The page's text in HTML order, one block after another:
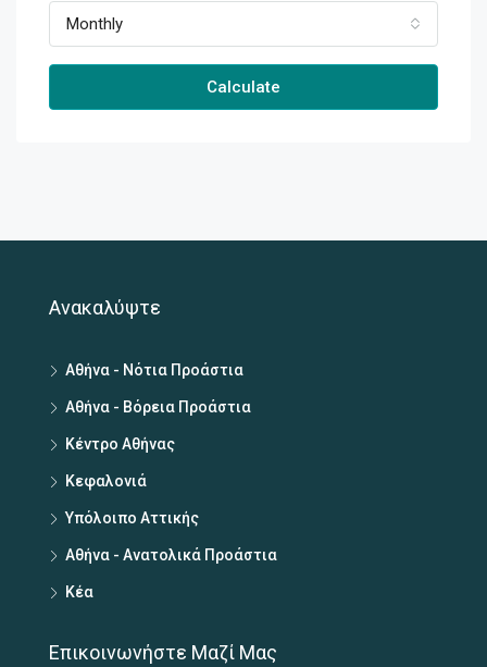
Monthly
Calculate
Ανακαλύψτε
Αθήνα - Νότια Προάστια
Αθήνα - Βόρεια Προάστια
Κέντρο Αθήνας
Κεφαλονιά
Υπόλοιπο Αττικής
Αθήνα - Ανατολικά Προάστια
Κέα
Επικοινωνήστε Μαζί Μας